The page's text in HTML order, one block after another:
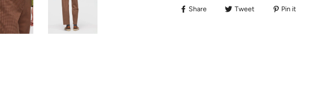
Share Tweet Pin it